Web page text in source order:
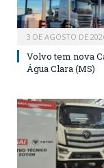
3 DE AGOSTO DE
Volvo tem nova
Água Clara (MS)